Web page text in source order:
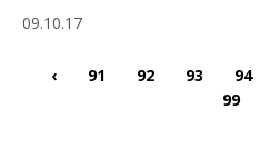
09.10.17
‹ 91 92 93 94
99